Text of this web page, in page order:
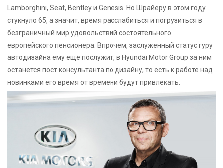
Lamborghini, Seat, Bentley и Genesis. Но Шрайеру в этом году
стукнуло 65, а значит, время расслабиться и погрузиться в
безграничный мир удовольствий состоятельного
европейского пенсионера. Впрочем, заслуженный статус гуру
автодизайна ему ещё послужит, в Hyundai Motor Group за ним
останется пост консультанта по дизайну, то есть к работе над
новинками его время от времени будут привлекать.